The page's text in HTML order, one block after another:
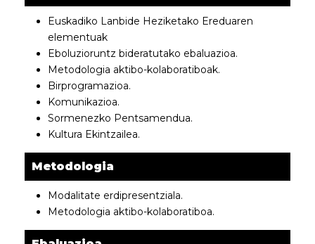
Euskadiko Lanbide Heziketako Ereduaren
elementuak
Eboluzioruntz bideratutako ebaluazioa.
Metodologia aktibo-kolaboratiboak.
Birprogramazioa.
Komunikazioa.
Sormenezko Pentsamendua.
Kultura Ekintzailea.
Metodologia
Modalitate erdipresentziala.
Metodologia aktibo-kolaboratiboa.